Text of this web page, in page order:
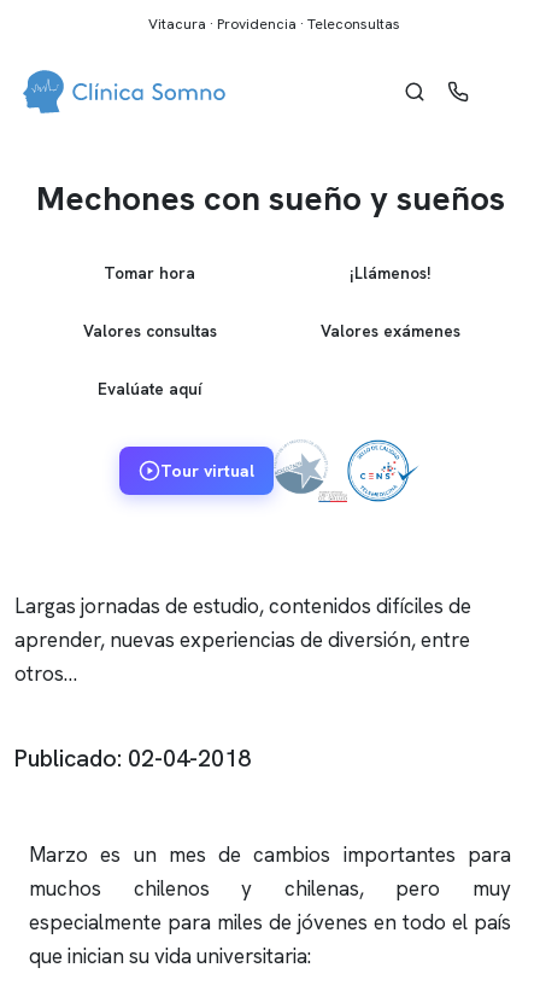
Vitacura · Providencia · Teleconsultas
Mechones con sueño y sueños
Tomar hora ¡Llámenos!
Valores consultas Valores exámenes
Evalúate aquí
Tour virtual
Largas jornadas de estudio, contenidos difíciles de
aprender, nuevas experiencias de diversión, entre
otros…
Publicado: 02-04-2018
Marzo es un mes de cambios importantes para
muchos chilenos y chilenas, pero muy
especialmente para miles de jóvenes en todo el país
que inician su vida universitaria: